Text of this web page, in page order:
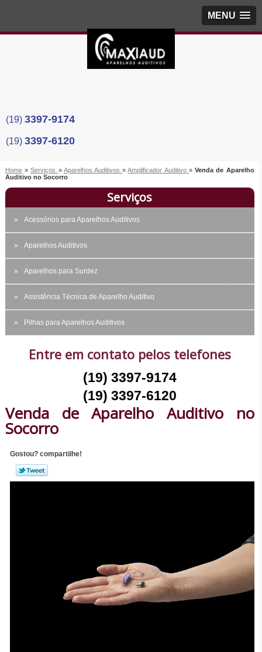
MENU
(19) 3397-9174
(19) 3397-6120
Home »Serviços » Aparelhos Auditivos»Amplificador Auditivo »Venda de Aparelho
Auditivo no Socorro
Serviços
Acessórios para Aparelhos Auditivos
Aparelhos Auditivos
Aparelhos para Surdez
Assistência Técnica de Aparelho Auditivo
Pilhas para Aparelhos Auditivos
Entre em contato pelos telefones
(19) 3397-9174
(19) 3397-6120
Venda de Aparelho Auditivo no
Socorro
Gostou? compartilhe!